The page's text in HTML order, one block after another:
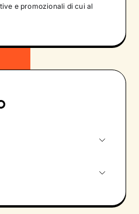
e promozionali di cui al